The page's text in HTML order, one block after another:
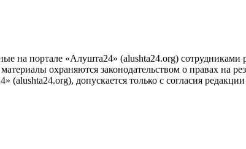
портале «Алушта24» (alushta24.org) сотрудниками
охраняются законодательством о правах на
допускается только с согласия